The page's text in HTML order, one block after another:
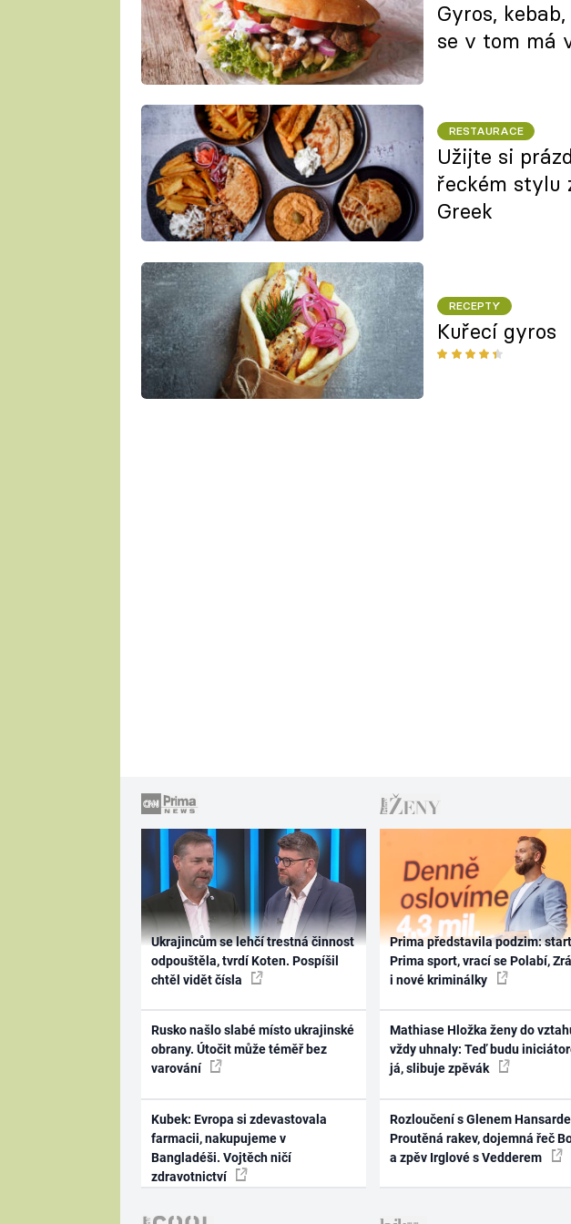
Gyros,
se v tom má
RESTAURACE
Užijte si
řeckém stylu
Greek
RECEPTY
Kuřecí gyros
Ukrajincům se lehčí trestná činnost
odpouštěla, tvrdí Koten. Pospíšil
chtěl vidět čísla
Rusko našlo slabé místo ukrajinské
obrany. Útočit může téměř bez
varování
Kubek: Evropa si zdevastovala
farmacii, nakupujeme v
Bangladéši. Vojtěch ničí
zdravotnictví
Prima představila podzim:
Prima sport, vrací se Polabí,
i nové kriminálky
Mathiase Hložka ženy do
vždy uhnaly: Teď budu
já, slibuje zpěvák
Rozloučení s Glenem
Proutěná rakev, dojemná řeč
a zpěv Irglové s Vedderem